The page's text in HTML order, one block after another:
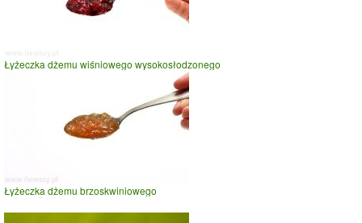
Łyżeczka dżemu wiśniowego wysokosłodzonego
Łyżeczka dżemu brzoskwiniowego